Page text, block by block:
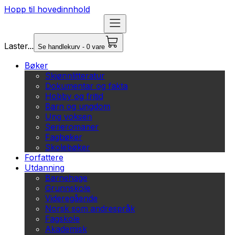
Hopp til hovedinnhold
Laster... Se handlekurv - 0 vare
Bøker
Skjønnlitteratur
Dokumentar og fakta
Hobby og fritid
Barn og ungdom
Ung voksen
Serieromaner
Fagbøker
Skolebøker
Forfattere
Utdanning
Barnehage
Grunnskole
Videregående
Norsk som andrespråk
Fagskole
Akademisk